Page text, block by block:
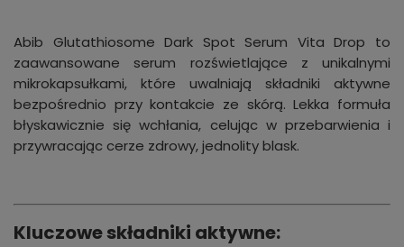
Abib Glutathiosome Dark Spot Serum Vita Drop to
zaawansowane serum rozświetlające z unikalnymi
mikrokapsułkami, które uwalniają składniki aktywne
bezpośrednio przy kontakcie ze skórą. Lekka formuła
błyskawicznie się wchłania, celując w przebarwienia i
przywracając cerze zdrowy, jednolity blask.
Kluczowe składniki aktywne: